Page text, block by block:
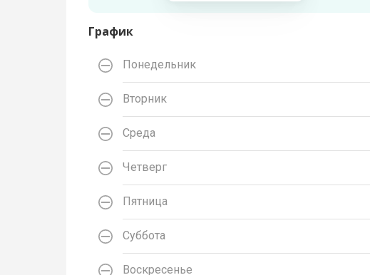
График
Понедельник
Вторник
Среда
Четверг
Пятница
Суббота
Воскресенье